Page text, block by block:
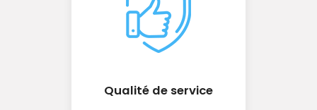
Qualité de service